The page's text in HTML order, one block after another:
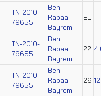
TN-2010-
79655
Ben
Rabaa
Bayrem
EL
TN-2010-
79655
Ben
Rabaa
Bayrem
22
TN-2010-
79655
Ben
Rabaa
Bayrem
26